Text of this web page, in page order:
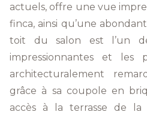
actuels, offre une vue
finca, ainsi qu’une
toit du salon est l’un
impressionnantes et les
architecturalement
grâce à sa coupole en
accès à la terrasse de la